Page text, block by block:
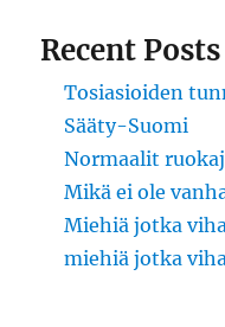
Recent Posts
Tosiasioiden
Sääty-Suomi
Normaalit
Mikä ei ole
Miehiä jotka
miehiä jotka